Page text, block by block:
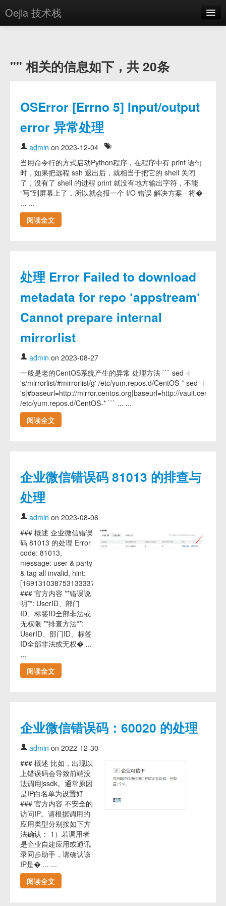
Oejia 技术栈
分享
关于
登录
"" 相关的信息如下，共 20条
OSError [Errno 5] Input/output
error 异常处理
admin on 2023-12-04
当用命令行的方式启动Python程序，在程序中有 print 语句
时，如果把远程 ssh 退出后，就相当于把它的 shell 关闭
了，没有了 shell 的进程 print 就没有地方输出字符，不能
“写”到屏幕上了，所以就会报一个 I/O 错误 解决方案 - 将�
... ...
阅读全文
处理 Error Failed to download
metadata for repo ‘appstream‘
Cannot prepare internal
mirrorlist
admin on 2023-08-27
一般是老的CentOS系统产生的异常 处理方法 ``` sed -i
's/mirrorlist/#mirrorlist/g' /etc/yum.repos.d/CentOS-* sed -i
's|#baseurl=http://mirror.centos.org|baseurl=http://
/etc/yum.repos.d/CentOS-* ``` ... ...
阅读全文
企业微信错误码 81013 的排查与
处理
admin on 2023-08-06
### 概述 企业微信错误
码 81013 的处理 Error
code: 81013,
message: user & party
& tag all invalid, hint:
[1691310387531333374873747]
### 官方内容 **错误说
明**: UserID、部门
ID、标签ID全部非法或
无权限 **排查方法**:
UserID、部门ID、标签
ID全部非法或无权� ...
...
阅读全文
企业微信错误码：60020 的处理
admin on 2022-12-30
### 概述 比如，出现以
上错误码会导致前端没
法调用jssdk。通常原因
是IP白名单为设置好
### 官方内容 不安全的
访问IP。请根据调用的
应用类型分别按如下方
法确认： 1）若调用者
是企业自建应用或通讯
录同步助手，请确认该
IP是� ... ...
阅读全文